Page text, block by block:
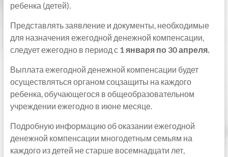
ребенка (детей).
Представлять заявление и документы, необходимые
для назначения ежегодной денежной компенсации,
следует ежегодно в период с 1 января по 30 апреля.
Выплата ежегодной денежной компенсации будет
осуществляться органом соцзащиты на каждого
ребенка, обучающегося в общеобразовательном
учреждении ежегодно в июне месяце.
Подробную информацию об оказании ежегодной
денежной компенсации многодетным семьям на
каждого из детей не старше восемнадцати лет,